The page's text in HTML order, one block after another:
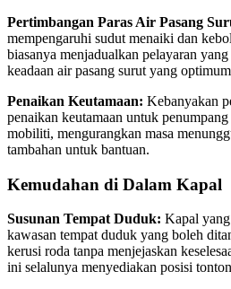
Pertimbangan Paras Air Pasang
mempengaruhi sudut menaiki dan
biasanya menjadualkan pelayaran
keadaan air pasang surut yang
Penaikan Keutamaan: Kebanyakan
penaikan keutamaan untuk
mobiliti, mengurangkan masa
tambahan untuk bantuan.
Kemudahan di Dalam Kapal
Susunan Tempat Duduk: Kapal
kawasan tempat duduk yang boleh
kerusi roda tanpa menjejaskan
ini selalunya menyediakan posisi